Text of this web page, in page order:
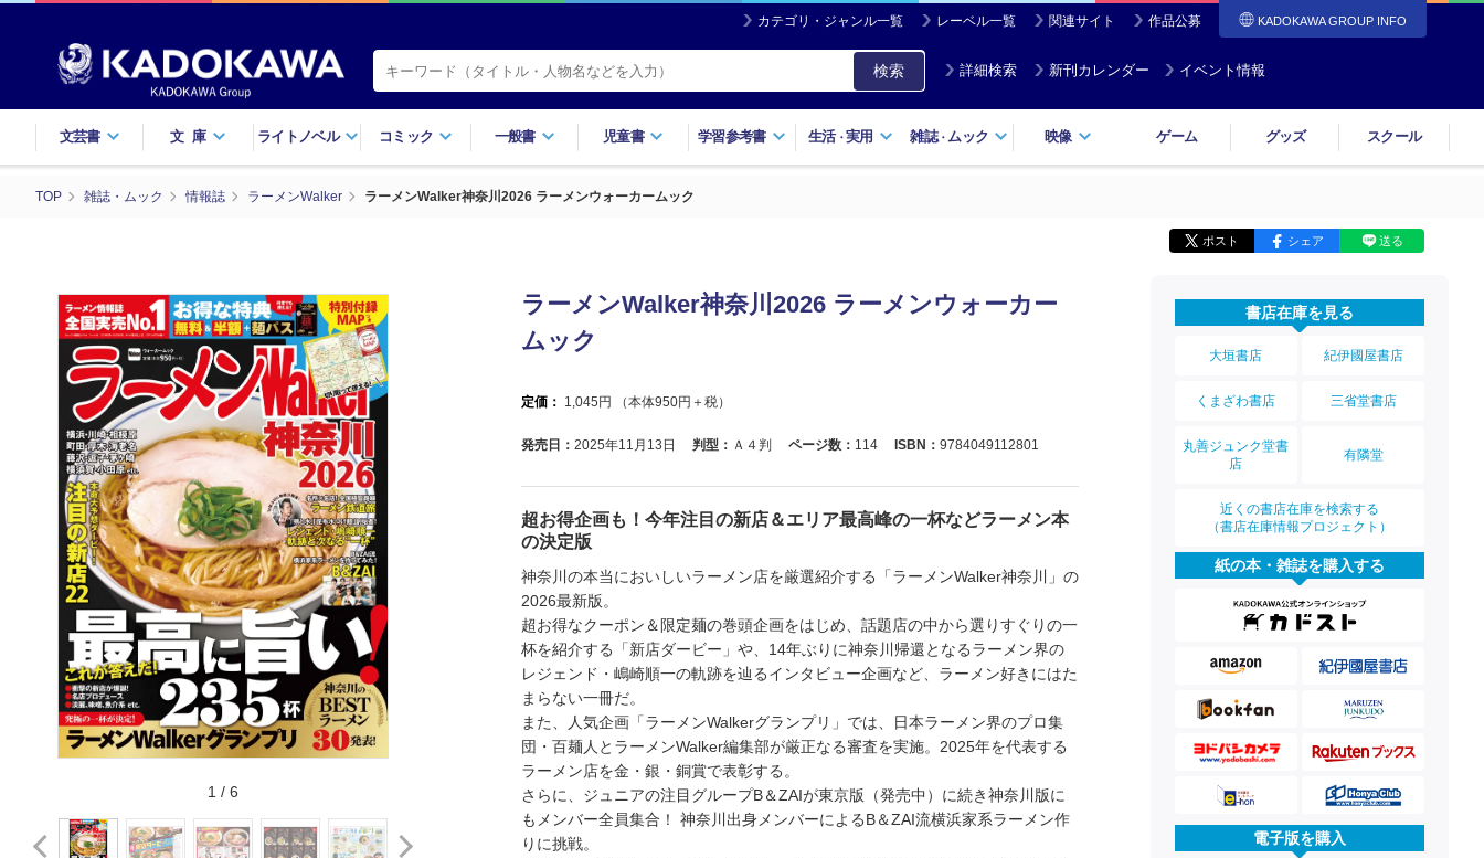
カテゴリ・ジャンル一覧 レーベル一覧 関連サイト 作品公募 KADOKAWA GROUP INFO
検索 詳細検索 新刊カレンダー イベント情報
文芸書 文庫 ライトノベル コミック 一般書 児童書 学習参考書 生活・実用 雑誌・ ムック 映像 ゲーム グッズ スクール
TOP 雑誌・ムック 情報誌 ラーメンWalker ラーメンWalker神奈川2026 ラーメンウォーカームック
ポスト シェア 送る
1 / 6
ラーメンWalker神奈川2026 ラーメンウォーカー
ムック
定価： 1,045 円 （本体950円＋税）
発売日： 2025年11月13日 判型： Ａ４判 ページ数： 114 ISBN： 9784049112801
超お得企画も！今年注目の新店＆エリア最高峰の一杯などラーメン本
の決定版
神奈川の本当においしいラーメン店を厳選紹介する「ラーメンWalker神奈川」の
2026最新版。
超お得なクーポン＆限定麺の巻頭企画をはじめ、話題店の中から選りすぐりの一
杯を紹介する「新店ダービー」や、14年ぶりに神奈川帰還となるラーメン界の
レジェンド・嶋崎順一の軌跡を辿るインタビュー企画など、ラーメン好きにはた
まらない一冊だ。
また、人気企画「ラーメンWalkerグランプリ」では、日本ラーメン界のプロ集
団・百麺人とラーメンWalker編集部が厳正なる審査を実施。2025年を代表する
ラーメン店を金・銀・銅賞で表彰する。
さらに、ジュニアの注目グループB＆ZAIが東京版（発売中）に続き神奈川版に
もメンバー全員集合！ 神奈川出身メンバーによるB＆ZAI流横浜家系ラーメン作
りに挑戦。
書店在庫を見る
大垣書店 紀伊國屋書店
くまざわ書店 三省堂書店
丸善ジュンク堂書
店
有隣堂
近くの書店在庫を検索する
（書店在庫情報プロジェクト）
紙の本・雑誌を購入する
電子版を購入